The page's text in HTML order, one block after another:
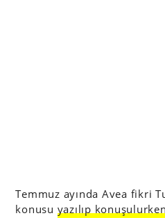
Temmuz ayında Avea fikri
konusu yazılıp